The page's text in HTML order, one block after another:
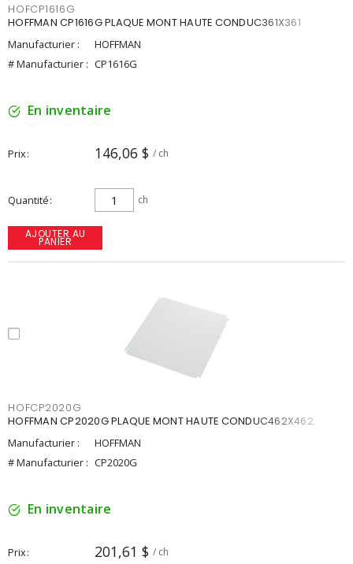
HOFCP1616G
HOFFMAN CP1616G PLAQUE MONT HAUTE CONDUC361X361
Manufacturier :
HOFFMAN
# Manufacturier : CP1616G
En inventaire
Prix 146,06 $ / ch
Quantité ch
AJOUTER AU
PANIER
HOFCP2020G
HOFFMAN CP2020G PLAQUE MONT HAUTE CONDUC462X462
Manufacturier :
HOFFMAN
# Manufacturier : CP2020G
En inventaire
Prix 201,61 $ / ch